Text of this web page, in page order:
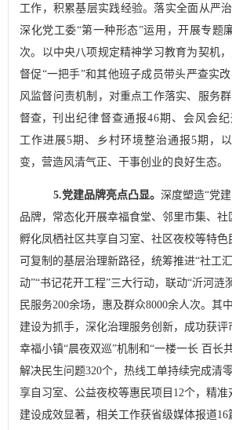
工作 ， 积累基层实践经验。落实全面从严
深化党工委“第一种形态”运用，开展专题
次。 以中央八项规定精神学习教育为契机，
督促“一把手”和其他班子成员带头严查实
风监督问责机制，对重点工作落实、服务
督查，刊出纪律督查通报46期、会风会纪
工作进展5期、乡村环境整治通报5期，
变，营造风清气正、干事创业的良好生态。
5.党建品牌亮点凸显。深度塑造“党
品牌，常态化开展幸福食堂、邻里市集、社
孵化凤栖社区共享自习室、社区夜校等特
可复制的基层治理新路径，统筹推进“社工
动”“书记花开工程”三大行动，联动“沂河涟
民服务200余场，惠及群众8000余人次。其
建设为抓手，深化治理服务创新，成功获
幸福小镇“晨夜双巡”机制和“一楼一长 百长
解决民生问题320个，热线工单持续完成清
享自习室、公益夜校等惠民项目 12个，精准
建设成效显著，相关工作获省级媒体报道16